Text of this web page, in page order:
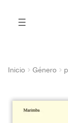
Inicio Género